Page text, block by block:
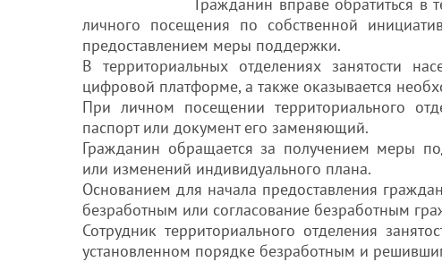
личного посещения по собственной
предоставлением меры поддержки.
В территориальных отделениях занятости
цифровой платформе, а также оказывается
При личном посещении территориального
паспорт или документ его заменяющий.
Гражданин обращается за получением меры
или изменений индивидуального плана.
Основанием для начала предоставления
безработным или согласование безработным
Сотрудник территориального отделения
установленном порядке безработным и